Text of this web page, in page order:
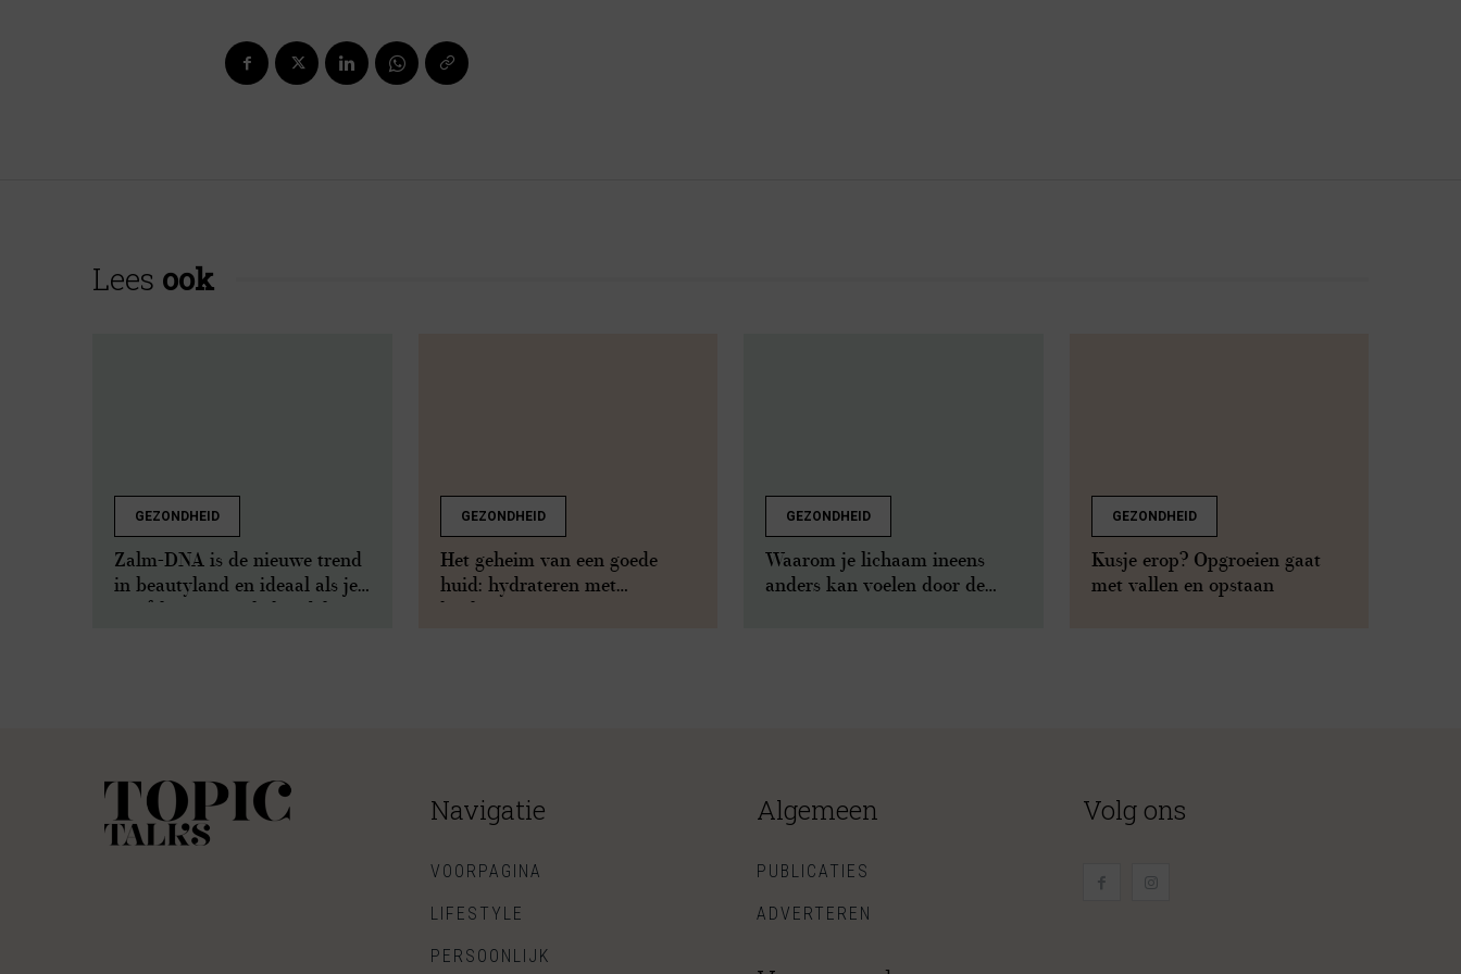
Lees ook
GEZONDHEID
Zalm-DNA is de nieuwe trend
in beautyland en ideaal als je
GEZONDHEID
Het geheim van een goede
huid: hydrateren met
GEZONDHEID
Waarom je lichaam ineens
anders kan voelen door de
GEZONDHEID
Kusje erop? Opgroeien gaat
met vallen en opstaan
Navigatie
VOORPAGINA
LIFESTYLE
PERSOONLIJK
Algemeen
PUBLICATIES
ADVERTEREN
Volg ons